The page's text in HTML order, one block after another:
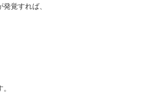
覚すれば、